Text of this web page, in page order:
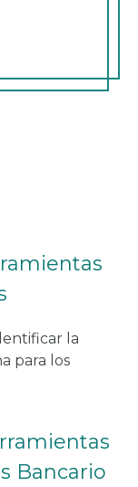
la
para los
Bancario